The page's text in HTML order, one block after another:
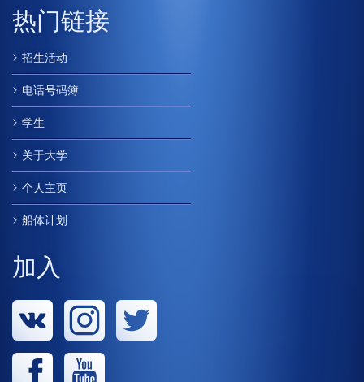
热门链接
招生活动
电话号码簿
学生
关于大学
个人主页
船体计划
加入